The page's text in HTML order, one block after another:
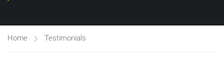
Home Testimonials